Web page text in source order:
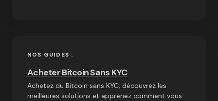
NOS GUIDES :
Acheter Bitcoin Sans KYC
Achetez du Bitcoin sans KYC, découvrez les
meilleures solutions et apprenez comment vous